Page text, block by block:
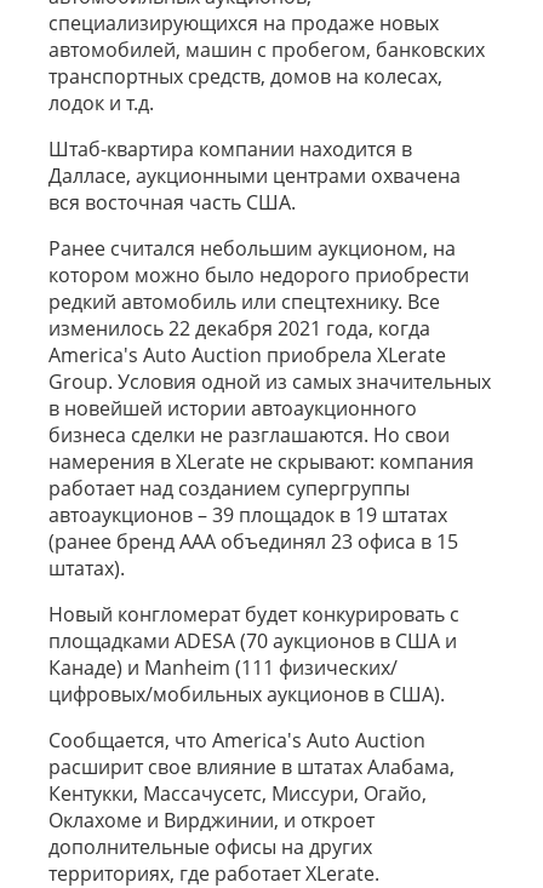
специализирующихся на продаже новых
автомобилей, машин с пробегом, банковских
транспортных средств, домов на колесах,
лодок и т.д.
Штаб-квартира компании находится в
Далласе, аукционными центрами охвачена
вся восточная часть США.
Ранее считался небольшим аукционом, на
котором можно было недорого приобрести
редкий автомобиль или спецтехнику. Все
изменилось 22 декабря 2021 года, когда
America's Auto Auction приобрела XLerate
Group. Условия одной из самых значительных
в новейшей истории автоаукционного
бизнеса сделки не разглашаются. Но свои
намерения в XLerate не скрывают: компания
работает над созданием супергруппы
автоаукционов – 39 площадок в 19 штатах
(ранее бренд AAA объединял 23 офиса в 15
штатах).
Новый конгломерат будет конкурировать с
площадками ADESA (70 аукционов в США и
Канаде) и Manheim (111 физических/
цифровых/мобильных аукционов в США).
Сообщается, что America's Auto Auction
расширит свое влияние в штатах Алабама,
Кентукки, Массачусетс, Миссури, Огайо,
Оклахоме и Вирджинии, и откроет
дополнительные офисы на других
территориях, где работает XLerate.